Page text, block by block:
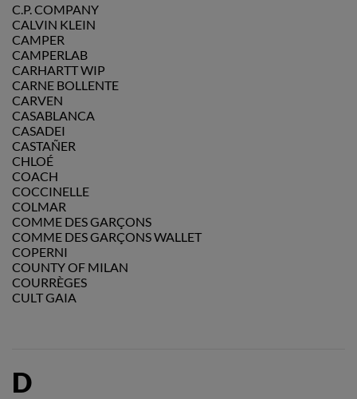
C.P. COMPANY
CALVIN KLEIN
CAMPER
CAMPERLAB
CARHARTT WIP
CARNE BOLLENTE
CARVEN
CASABLANCA
CASADEI
CASTAÑER
CHLOÉ
COACH
COCCINELLE
COLMAR
COMME DES GARÇONS
COMME DES GARÇONS WALLET
COPERNI
COUNTY OF MILAN
COURRÈGES
CULT GAIA
D